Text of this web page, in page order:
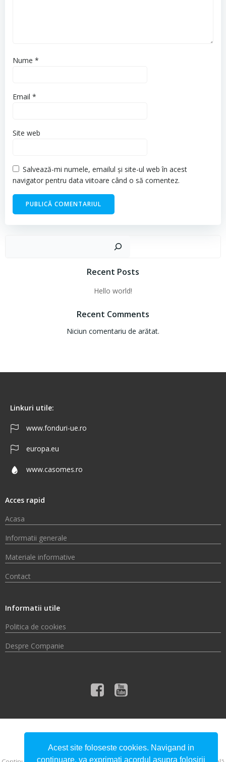
Nume *
Email *
Site web
Salvează-mi numele, emailul și site-ul web în acest
navigator pentru data viitoare când o să comentez.
Recent Posts
Hello world!
Recent Comments
Niciun comentariu de arătat.
Linkuri utile:
www.fonduri-ue.ro
europa.eu
www.casomes.ro
Acces rapid
Acasa
Informatii generale
Materiale informative
Contact
Informatii utile
Politica de cookies
Despre Companie
© 2026 Compania de Apă Someș S.A.
Acest site foloseste cookies. Navigand in
continuare, va exprimati acordul asupra folosirii